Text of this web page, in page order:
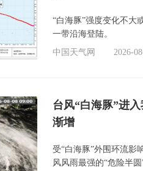
“白海豚”强度变化不大
一带沿海登陆。
中国天气网
2026-
台风“白海豚”进
渐增
受“白海豚”外围环流影
风风雨最强的“危险半